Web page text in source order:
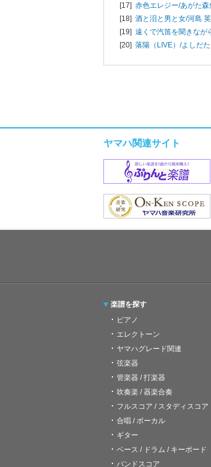
[17] 赤色エレジー/あがた森
[18] 酒と泪と男と女/河島
[19] 遠くで汽笛を聞きなが
[20] 落陽（LIVE）/よしだた
ヤマハ関連サイト
楽譜を探す
ピアノ
エレクトーン
ヤマハグレード関連
弦楽器
管楽器 / 打楽器
吹奏楽 / 器楽合奏
フルスコア / スタディスコア
合唱 / ボーカル
ギター
ベース / ドラム / キーボード
バンドスコア